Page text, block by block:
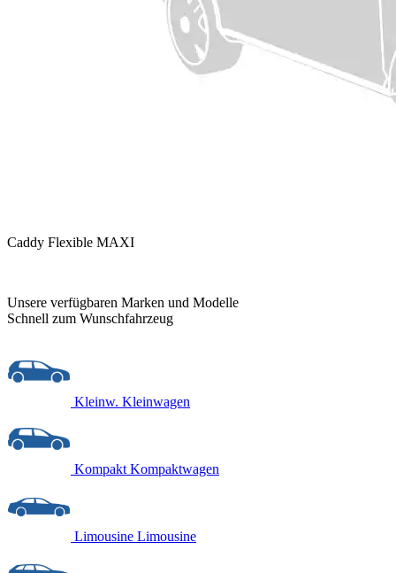
Caddy Flexible MAXI
Unsere verfügbaren Marken und Modelle
Schnell zum Wunschfahrzeug
Kleinw. Kleinwagen
Kompakt Kompaktwagen
Limousine Limousine